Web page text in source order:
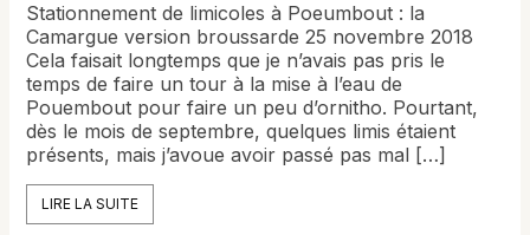
Stationnement de limicoles à Poeumbout : la
Camargue version broussarde 25 novembre 2018
Cela faisait longtemps que je n’avais pas pris le
temps de faire un tour à la mise à l’eau de
Pouembout pour faire un peu d’ornitho. Pourtant,
dès le mois de septembre, quelques limis étaient
présents, mais j’avoue avoir passé pas mal […]
LIRE LA SUITE